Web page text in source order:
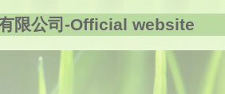
限公司-Official website